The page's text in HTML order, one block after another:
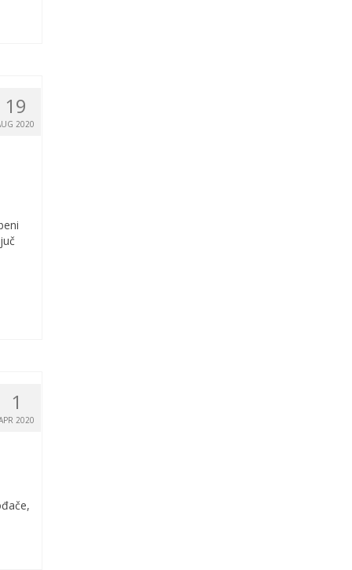
19
2020
1
2020